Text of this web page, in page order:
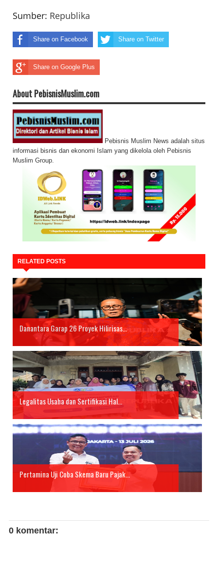
Sumber: Republika
Share on Facebook Share on Twitter
Share on Google Plus
About PebisnisMuslim.com
Pebisnis Muslim News adalah situs
informasi bisnis dan ekonomi Islam yang dikelola oleh Pebisnis
Muslim Group.
RELATED POSTS
Danantara Garap 26 Proyek Hilirisas...
Legalitas Usaha dan Sertifikasi Hal...
Pertamina Uji Coba Skema Baru Pajak...
0 komentar: